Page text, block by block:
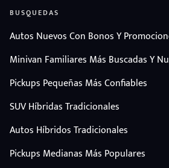
BUSQUEDAS
Autos Nuevos Con Bonos Y
Minivan Familiares Más Buscadas Y
Pickups Pequeñas Más Confiables
SUV Híbridas Tradicionales
Autos Híbridos Tradicionales
Pickups Medianas Más Populares